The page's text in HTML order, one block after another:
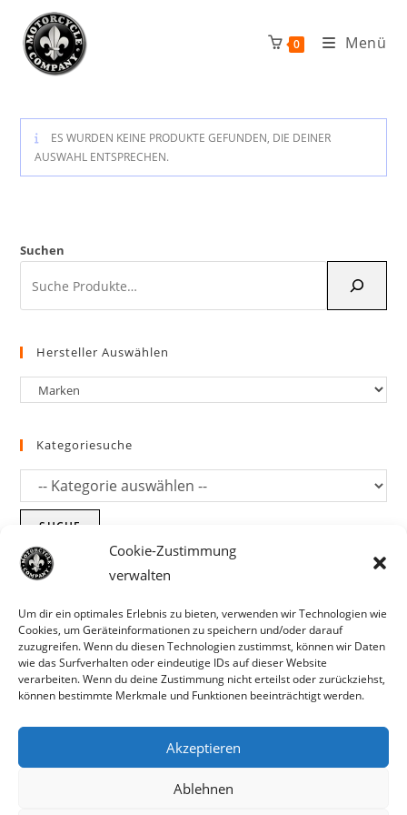
Cookie-Zustimmung
verwalten
Um dir ein optimales Erlebnis zu bieten, verwenden wir Technologien wie
Cookies, um Geräteinformationen zu speichern und/oder darauf
zuzugreifen. Wenn du diesen Technologien zustimmst, können wir Daten
wie das Surfverhalten oder eindeutige IDs auf dieser Website
verarbeiten. Wenn du deine Zustimmung nicht erteilst oder zurückziehst,
können bestimmte Merkmale und Funktionen beeinträchtigt werden.
Akzeptieren
Ablehnen
Parts für Harley Davidson, Indian und
Inhalt
springen
0 Menü
ES WURDEN KEINE PRODUKTE GEFUNDEN, DIE DEINER
AUSWAHL ENTSPRECHEN.
Suchen
Hersteller Auswählen
Kategoriesuche
SUCHE